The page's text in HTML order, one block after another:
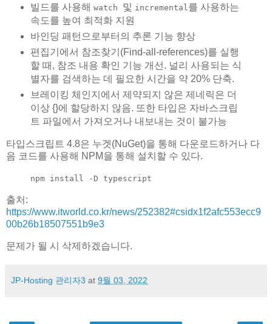
빌드를 사용해 watch 및 incremental를 사용하는
속도를 높여 최적화 지원
바인딩 패턴으로부터의 추론 기능 향상
편집기에서 참조찾기(Find-all-references)를 실행
할 때, 참조 내용 확인 기능 개선. 널리 사용되는 식
별자를 검색하는 데 필요한 시간을 약 20% 단축.
브레이킹 체인지에서 제약되지 않은 제네릭은 더
이상 {}에 할당하지 않음. 또한 타입은 자바스크립
트 파일에서 가져오거나 내보내는 것이 불가능
타입스크립트 4.8은 누겟(NuGet)을 통해 다운로드하거나 다
음 코드를 사용해 NPM을 통해 설치할 수 있다.
npm install -D typescript
출처:
https://www.itworld.co.kr/news/252382#csidx1f2afc553ecc9
00b26b18507551b9e3
문제가 될 시 삭제하겠습니다.
JP-Hosting 관리자3 at 9월 03, 2022